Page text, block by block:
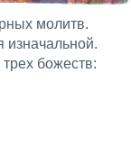
молитв.
изначальной.
божеств: